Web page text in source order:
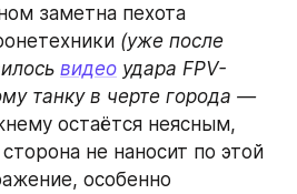
заметна пехота
(уже после
видео удара FPV-
танку в черте города —
остаётся неясным,
не наносит по этой
особенно